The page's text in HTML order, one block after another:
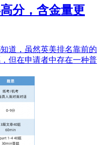
分，含金量更
道，虽然英美排名靠前的
但在申请者中存在一种普